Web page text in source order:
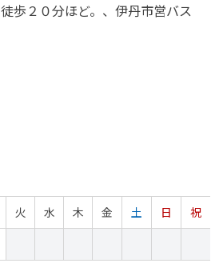
徒歩２０分ほど。、 伊丹市営バス
火 水 木 金 土 日
祝